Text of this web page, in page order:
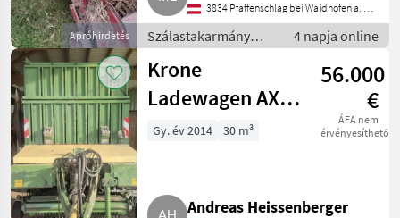
Apróhirdetés
3834 Pfaffenschlag bei Waidhofen a. d.
Thaya
Szálastakarmány
betakarítók /
Rendfelszedő
pótkocsi
4 napja online
Krone
Ladewagen AX
310 GD
56.000
€
ÁFA nem
érvényesíthető
Gy. év 2014 30 m³
Andreas Heissenberger